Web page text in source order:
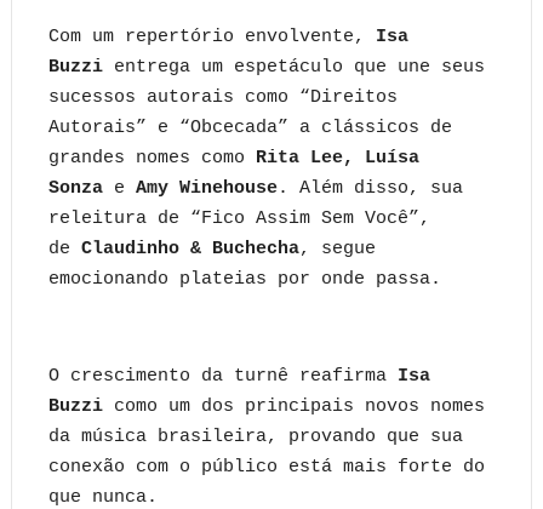
Com um repertório envolvente, Isa
Buzzientrega um espetáculo que une seus
sucessos autorais como “Direitos
Autorais” e “Obcecada” a clássicos de
grandes nomes como Rita Lee, Luísa
Sonzae Amy Winehouse. Além disso, sua
releitura de “Fico Assim Sem Você”,
de Claudinho & Buchecha, segue
emocionando plateias por onde passa.
O crescimento da turnê reafirma Isa
Buzzicomo um dos principais novos nomes
da música brasileira, provando que sua
conexão com o público está mais forte do
que nunca.